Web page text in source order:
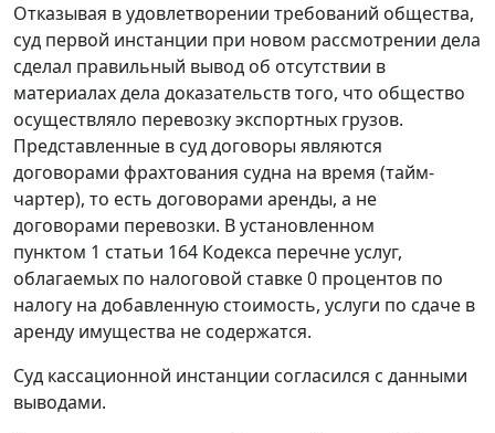
Отказывая в удовлетворении требований общества,
суд первой инстанции при новом рассмотрении дела
сделал правильный вывод об отсутствии в
материалах дела доказательств того, что общество
осуществляло перевозку экспортных грузов.
Представленные в суд договоры являются
договорами фрахтования судна на время (тайм-
чартер), то есть договорами аренды, а не
договорами перевозки. В установленном
пунктом 1 статьи 164 Кодекса перечне услуг,
облагаемых по налоговой ставке 0 процентов по
налогу на добавленную стоимость, услуги по сдаче в
аренду имущества не содержатся.
Суд кассационной инстанции согласился с данными
выводами.